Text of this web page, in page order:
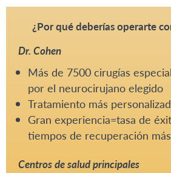
¿Por qué deberías operarte
Dr. Cohen
Más de 7500 cirugías
por el neurocirujano elegido
Tratamiento más
Gran experiencia=tasa de
tiempos de recuperación
Centros de salud principales